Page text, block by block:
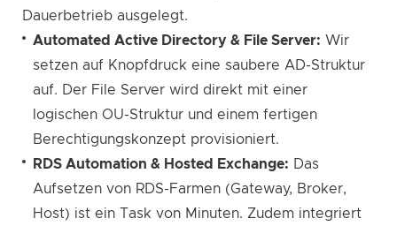
Dauerbetrieb ausgelegt.
Automated Active Directory & File Server: Wir
setzen auf Knopfdruck eine saubere AD-Struktur
auf. Der File Server wird direkt mit einer
logischen OU-Struktur und einem fertigen
Berechtigungskonzept provisioniert.
RDS Automation & Hosted Exchange: Das
Aufsetzen von RDS-Farmen (Gateway, Broker,
Host) ist ein Task von Minuten. Zudem integriert